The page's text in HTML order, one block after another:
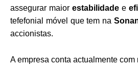
assegurar maior estabilidade e
tefefonial móvel que tem na
accionistas.
A empresa conta actualmente